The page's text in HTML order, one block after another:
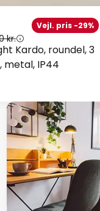
Kardo, roundel, 3
metal, IP44
Vejl. pris -29%
kr.